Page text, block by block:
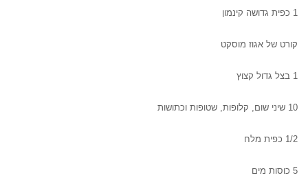
1 כפית גדושה קינמון
קורט של אגוז מוסקט
1 בצל גדול קצוץ
10 שיני שום, קלופות, שטופות וכתושות
1/2 כפית מלח
5 כוסות מים